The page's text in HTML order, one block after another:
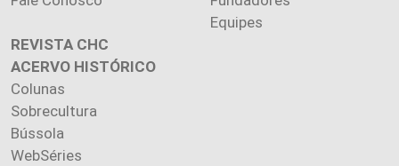
Equipes
REVISTA CHC
ACERVO HISTÓRICO
Colunas
Sobrecultura
Bússola
WebSéries